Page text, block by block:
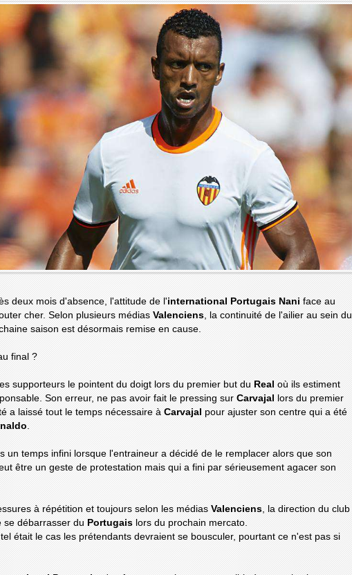
deux mois d'absence, l'attitude de l'international Portugais Nani face au
cher. Selon plusieurs médias Valenciens , la continuité de l'ailier au sein du
saison est désormais remise en cause.
final ?
supporteurs le pointent du doigt lors du premier but du Real où ils estiment
Son erreur, ne pas avoir fait le pressing sur Carvajal
lors du premier
a laissé tout le temps nécessaire à Carvajal pour ajuster son centre qui a été
un temps infini lorsque l'entraineur a décidé de le remplacer alors que son
être un geste de protestation mais qui a fini par sérieusement agacer son
à répétition et toujours selon les médias Valenciens , la direction du club
se débarrasser du Portugais lors du prochain mercato.
était le cas les prétendants devraient se bousculer, pourtant ce n'est pas si